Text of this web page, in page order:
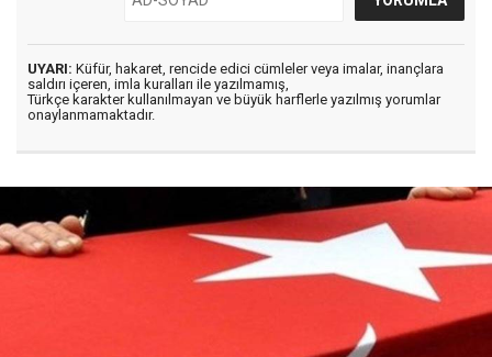
UYARI: Küfür, hakaret, rencide edici cümleler veya imalar, inançlara
saldırı içeren, imla kuralları ile yazılmamış,
Türkçe karakter kullanılmayan ve büyük harflerle yazılmış yorumlar
onaylanmamaktadır.